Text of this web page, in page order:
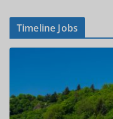
Timeline Jobs